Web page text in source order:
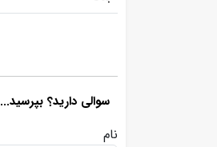
سوالی دارید؟ بپرسید...
نام